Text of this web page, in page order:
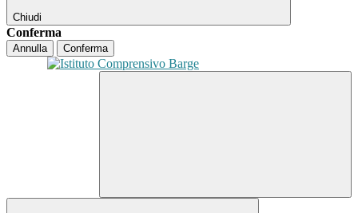
Chiudi
Conferma
Annulla Conferma